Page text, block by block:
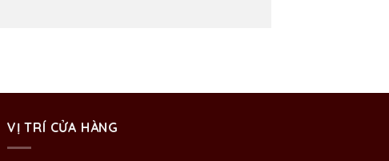
VỊ TRÍ CỬA HÀNG